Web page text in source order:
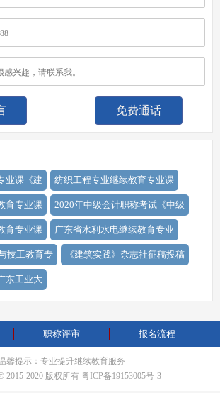
免费通话
业课《建 纺织工程专业继续教育专业课
育专业课 2020年中级会计职称考试《中级
育专业课 广东省水利水电继续教育专业
技工教育专 《建筑实践》杂志社征稿投稿
东工业大
职称评审 报名流程
馨提示：专业提升继续教育服务
2015-2020 版权所有 粤ICP备19153005号-3